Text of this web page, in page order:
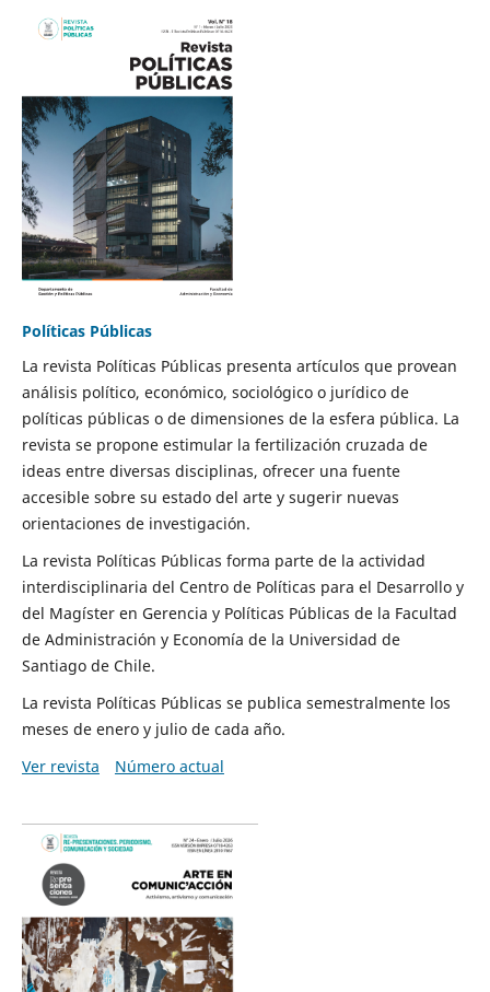
Políticas Públicas
La revista Políticas Públicas presenta artículos que provean
análisis político, económico, sociológico o jurídico de
políticas públicas o de dimensiones de la esfera pública. La
revista se propone estimular la fertilización cruzada de
ideas entre diversas disciplinas, ofrecer una fuente
accesible sobre su estado del arte y sugerir nuevas
orientaciones de investigación.
La revista Políticas Públicas forma parte de la actividad
interdisciplinaria del Centro de Políticas para el Desarrollo y
del Magíster en Gerencia y Políticas Públicas de la Facultad
de Administración y Economía de la Universidad de
Santiago de Chile.
La revista Políticas Públicas se publica semestralmente los
meses de enero y julio de cada año.
Ver revista
Número actual